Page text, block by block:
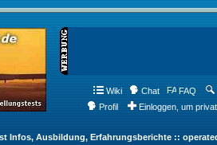
Wiki Chat FAQ
Profil
Einloggen, um
Infos, Ausbildung, Erfahrungsberichte ::